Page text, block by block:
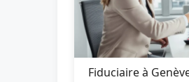
Fiduciaire à